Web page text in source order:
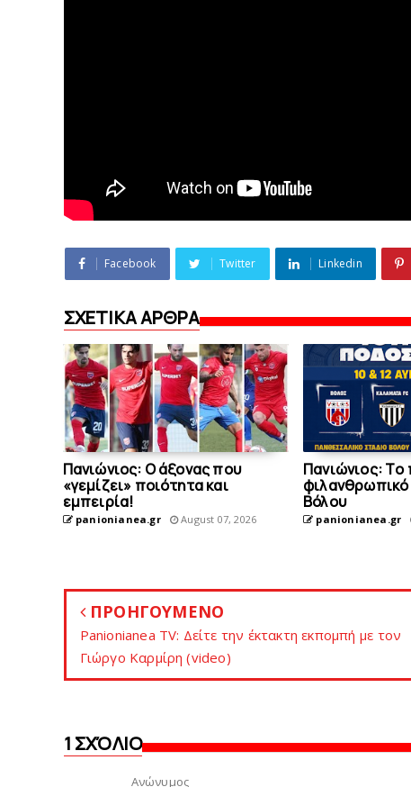
Facebook Twitter Linkedin
ΣΧΕΤΙΚΑ ΑΡΘΡΑ
Πανιώνιος: O άξονας που
«γεμίζει» ποιότητα και
εμπειρία!
panionianea.gr August 07, 2026
Πανιώνιoς:
Bόλου
panionianea.gr
ΠΡΟΗΓΟΥΜΕΝΟ
Panionianea TV: Δείτε την έκτακτη εκπομπή με τον
Γιώργο Καρμίρη (video)
1 ΣΧΌΛΙΟ
Ανώνυμος